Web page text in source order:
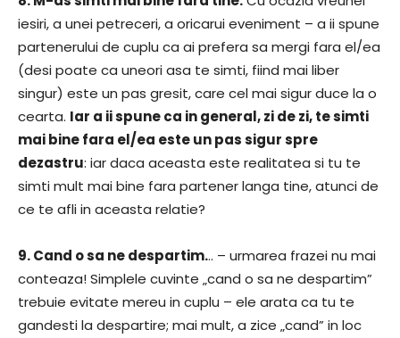
iesiri, a unei petreceri, a oricarui eveniment – a ii spune
partenerului de cuplu ca ai prefera sa mergi fara el/ea
(desi poate ca uneori asa te simti, fiind mai liber
singur) este un pas gresit, care cel mai sigur duce la o
cearta. Iar a ii spune ca in general, zi de zi, te simti
mai bine fara el/ea este un pas sigur spre
dezastru: iar daca aceasta este realitatea si tu te
simti mult mai bine fara partener langa tine, atunci de
ce te afli in aceasta relatie?
9. Cand o sa ne despartim... – urmarea frazei nu mai
conteaza! Simplele cuvinte „cand o sa ne despartim”
trebuie evitate mereu in cuplu – ele arata ca tu te
gandesti la despartire; mai mult, a zice „cand” in loc